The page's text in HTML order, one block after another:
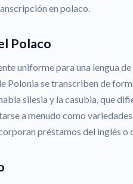
en polaco.
Polaco
uniforme para una lengua
Polonia se transcriben de
silesia y la casubia, que
a menudo como
préstamos del inglés o